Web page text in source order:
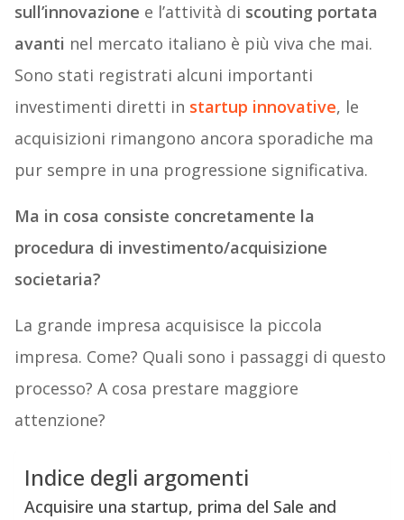
sull’innovazione e l’attività di scouting portata
avanti nel mercato italiano è più viva che mai.
Sono stati registrati alcuni importanti
investimenti diretti in startup innovative, le
acquisizioni rimangono ancora sporadiche ma
pur sempre in una progressione significativa.
Ma in cosa consiste concretamente la
procedura di investimento/acquisizione
societaria?
La grande impresa acquisisce la piccola
impresa. Come? Quali sono i passaggi di questo
processo? A cosa prestare maggiore
attenzione?
Indice degli argomenti
Acquisire una startup, prima del Sale and